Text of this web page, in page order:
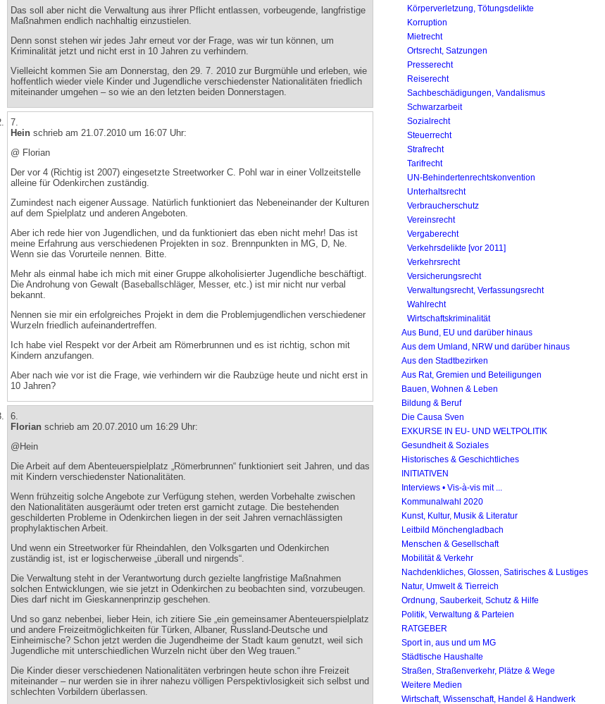
Das soll aber nicht die Verwaltung aus ihrer Pflicht entlassen, vorbeugende, langfristige
Maßnahmen endlich nachhaltig einzustielen.
Denn sonst stehen wir jedes Jahr erneut vor der Frage, was wir tun können, um
Kriminalität jetzt und nicht erst in 10 Jahren zu verhindern.
Vielleicht kommen Sie am Donnerstag, den 29. 7. 2010 zur Burgmühle und erleben, wie
hoffentlich wieder viele Kinder und Jugendliche verschiedenster Nationalitäten friedlich
miteinander umgehen – so wie an den letzten beiden Donnerstagen.
7.
Hein schrieb am 21.07.2010 um 16:07 Uhr:
@ Florian
Der vor 4 (Richtig ist 2007) eingesetzte Streetworker C. Pohl war in einer Vollzeitstelle
alleine für Odenkirchen zuständig.
Zumindest nach eigener Aussage. Natürlich funktioniert das Nebeneinander der Kulturen
auf dem Spielplatz und anderen Angeboten.
Aber ich rede hier von Jugendlichen, und da funktioniert das eben nicht mehr! Das ist
meine Erfahrung aus verschiedenen Projekten in soz. Brennpunkten in MG, D, Ne.
Wenn sie das Vorurteile nennen. Bitte.
Mehr als einmal habe ich mich mit einer Gruppe alkoholisierter Jugendliche beschäftigt.
Die Androhung von Gewalt (Baseballschläger, Messer, etc.) ist mir nicht nur verbal
bekannt.
Nennen sie mir ein erfolgreiches Projekt in dem die Problemjugendlichen verschiedener
Wurzeln friedlich aufeinandertreffen.
Ich habe viel Respekt vor der Arbeit am Römerbrunnen und es ist richtig, schon mit
Kindern anzufangen.
Aber nach wie vor ist die Frage, wie verhindern wir die Raubzüge heute und nicht erst in
10 Jahren?
6.
Florian schrieb am 20.07.2010 um 16:29 Uhr:
@Hein
Die Arbeit auf dem Abenteuerspielplatz „Römerbrunnen“ funktioniert seit Jahren, und das
mit Kindern verschiedenster Nationalitäten.
Wenn frühzeitig solche Angebote zur Verfügung stehen, werden Vorbehalte zwischen
den Nationalitäten ausgeräumt oder treten erst garnicht zutage. Die bestehenden
geschilderten Probleme in Odenkirchen liegen in der seit Jahren vernachlässigten
prophylaktischen Arbeit.
Und wenn ein Streetworker für Rheindahlen, den Volksgarten und Odenkirchen
zuständig ist, ist er logischerweise „überall und nirgends“.
Die Verwaltung steht in der Verantwortung durch gezielte langfristige Maßnahmen
solchen Entwicklungen, wie sie jetzt in Odenkirchen zu beobachten sind, vorzubeugen.
Dies darf nicht im Gieskannenprinzip geschehen.
Und so ganz nebenbei, lieber Hein, ich zitiere Sie „ein gemeinsamer Abenteuerspielplatz
und andere Freizeitmöglichkeiten für Türken, Albaner, Russland-Deutsche und
Einheimische? Schon jetzt werden die Jugendheime der Stadt kaum genutzt, weil sich
Jugendliche mit unterschiedlichen Wurzeln nicht über den Weg trauen.“
Die Kinder dieser verschiedenen Nationalitäten verbringen heute schon ihre Freizeit
miteinander – nur werden sie in ihrer nahezu völligen Perspektivlosigkeit sich selbst und
schlechten Vorbildern überlassen.
Körperverletzung, Tötungsdelikte
Korruption
Mietrecht
Ortsrecht, Satzungen
Presserecht
Reiserecht
Sachbeschädigungen, Vandalismus
Schwarzarbeit
Sozialrecht
Steuerrecht
Strafrecht
Tarifrecht
UN-Behinderten­rechtskonvention
Unterhaltsrecht
Verbraucherschutz
Vereinsrecht
Vergaberecht
Verkehrsdelikte [vor 2011]
Verkehrsrecht
Versicherungsrecht
Verwaltungsrecht, Verfassungsrecht
Wahlrecht
Wirtschaftskriminalität
Aus Bund, EU und darüber hinaus
Aus dem Umland, NRW und darüber hinaus
Aus den Stadtbezirken
Aus Rat, Gremien und Beteiligungen
Bauen, Wohnen & Leben
Bildung & Beruf
Die Causa Sven
EXKURSE IN EU- UND WELTPOLITIK
Gesundheit & Soziales
Historisches & Geschichtliches
INITIATIVEN
Interviews • Vis-à-vis mit ...
Kommunalwahl 2020
Kunst, Kultur, Musik & Literatur
Leitbild Mönchengladbach
Menschen & Gesellschaft
Mobilität & Verkehr
Nachdenkliches, Glossen, Satirisches & Lustiges
Natur, Umwelt & Tierreich
Ordnung, Sauberkeit, Schutz & Hilfe
Politik, Verwaltung & Parteien
RATGEBER
Sport in, aus und um MG
Städtische Haushalte
Straßen, Straßenverkehr, Plätze & Wege
Weitere Medien
Wirtschaft, Wissenschaft, Handel & Handwerk